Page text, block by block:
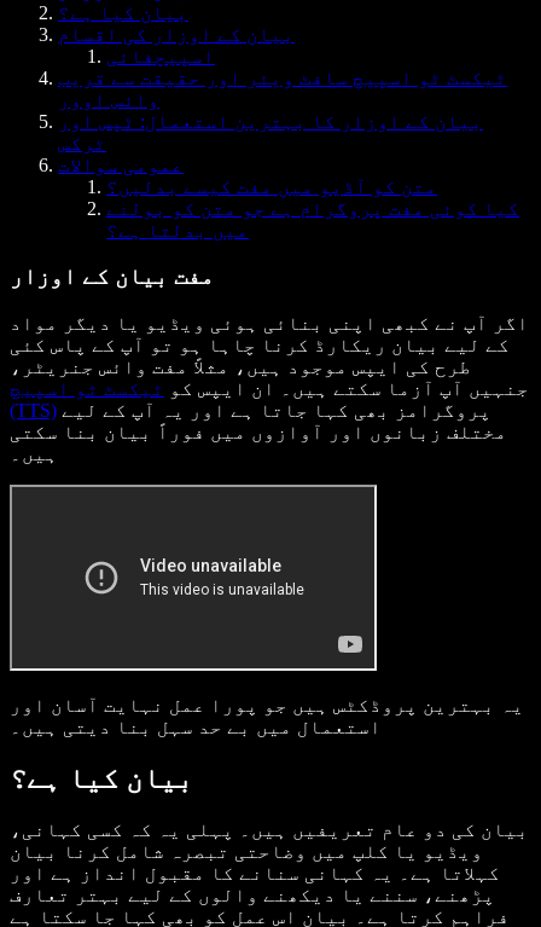
بیان کیا ہے؟
بیان کے اوزار کی اقسام
اسپیچفائی
ٹیکسٹ ٹو اسپیچ سافٹ ویئر اور حقیقت سے قریب
وائس اوور
بیان کے اوزار کا بہترین استعمال: ٹپس اور
ٹرکس
عمومی سوالات
متن کو آڈیو میں مفت کیسے بدلیں؟
کیا کوئی مفت پروگرام ہے جو متن کو بولنے
میں بدلتا ہے؟
اگر آپ نے کبھی اپنی بنائی ہوئی ویڈیو یا دیگر مواد
کے لیے بیان ریکارڈ کرنا چاہا ہو تو آپ کے پاس کئی
طرح کی ایپس موجود ہیں، مثلاً مفت وائس جنریٹر،
جنہیں آپ آزما سکتے ہیں۔ ان ایپس کو ٹیکسٹ ٹو اسپیچ
(TTS)
مختلف زبانوں اور آوازوں میں فوراً بیان بنا سکتی
ہیں۔
یہ بہترین پروڈکٹس ہیں جو پورا عمل نہایت آسان اور
استعمال میں بے حد سہل بنا دیتی ہیں۔
بیان کیا ہے؟
بیان کی دو عام تعریفیں ہیں۔ پہلی یہ کہ کسی کہانی،
ویڈیو یا کلپ میں وضاحتی تبصرہ شامل کرنا بیان
کہلاتا ہے۔ یہ کہانی سنانے کا مقبول انداز ہے اور
پڑھنے، سننے یا دیکھنے والوں کے لیے بہتر تعارف
فراہم کرتا ہے۔ بیان اس عمل کو بھی کہا جا سکتا ہے